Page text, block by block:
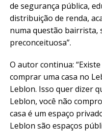
de segurança pública,
distribuição de renda,
numa questão bairrista,
preconceituosa”.
O autor continua:
comprar uma casa no
Leblon. Isso quer dizer
Leblon, você não
casa é um espaço
Leblon são espaços